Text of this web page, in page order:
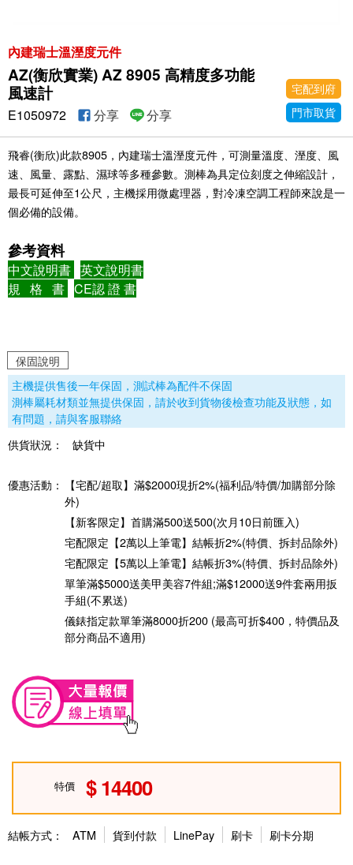
內建瑞士溫溼度元件
AZ(衡欣實業) AZ 8905 高精度多功能
風速計
宅配到府
門市取貨
E1050972 分享 分享
飛睿(衡欣)此款8905，內建瑞士溫溼度元件，可測量溫度、溼度、風
速、風量、露點、濕球等多種參數。測棒為具定位刻度之伸縮設計，
最長可延伸至1公尺，主機採用微處理器，對冷凍空調工程師來說是一
個必備的設備。
參考資料
中文說明書 英文說明書
規 格 書 CE認 證 書
保固說明
主機提供售後一年保固，測試棒為配件不保固
測棒屬耗材類並無提供保固，請於收到貨物後檢查功能及狀態，如
有問題，請與客服聯絡
供貨狀況：
缺貨中
優惠活動：
【宅配/超取】滿$2000現折2%(福利品/特價/加購部分除
外)
【新客限定】首購滿500送500(次月10日前匯入)
宅配限定【2萬以上筆電】結帳折2%(特價、拆封品除外)
宅配限定【5萬以上筆電】結帳折3%(特價、拆封品除外)
單筆滿$5000送美甲美容7件組;滿$12000送9件套兩用扳
手組(不累送)
儀錶指定款單筆滿8000折200 (最高可折$400，特價品及
部分商品不適用)
特價 14400
結帳方式： ATM 貨到付款 LinePay 刷卡 刷卡分期